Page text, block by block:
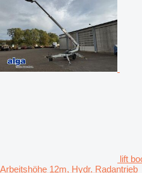
lift
Arbeitshöhe 12m, Hydr. Radantrieb